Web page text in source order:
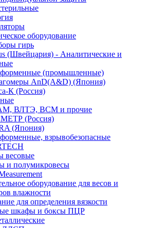
оборудование
гирь
(Швейцария) - Аналитические и
(промышленные)
AnD(A&D) (Япония)
К (Россия)
ВЛТЭ, BCM и прочие
(Россия)
(Япония)
взрывобезопасные
весовые
и полумикровесы
оборудование для весов и
влажности
для определения вязкости
шкафы и боксы ПЦР